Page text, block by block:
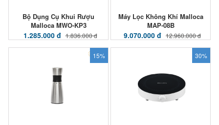
Bộ Dụng Cụ Khui Rượu
Malloca MWO-KP3
1.285.000 đ 1.836.000 đ
Máy Lọc Không Khí Malloca
MAP-08B
9.070.000 đ 12.960.000 đ
15% 30%